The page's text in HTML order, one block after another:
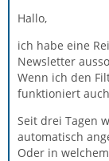
Hallo,
ich habe eine
Newsletter
Wenn ich den
funktioniert
Seit drei Tagen
automatisch
Oder in